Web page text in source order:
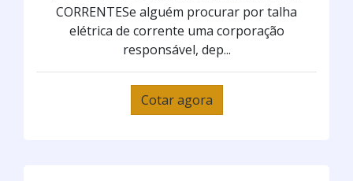
CORRENTESe alguém procurar por talha
elétrica de corrente uma corporação
responsável, dep...
Cotar agora